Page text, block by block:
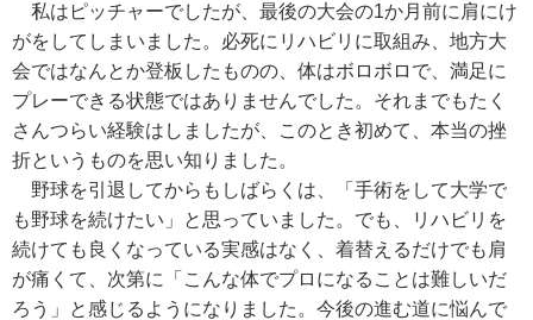
私はピッチャーでしたが、最後の大会の1か月前に肩にけ
がをしてしまいました。必死にリハビリに取組み、地方大
会ではなんとか登板したものの、体はボロボロで、満足に
プレーできる状態ではありませんでした。それまでもたく
さんつらい経験はしましたが、このとき初めて、本当の挫
折というものを思い知りました。
野球を引退してからもしばらくは、「手術をして大学で
も野球を続けたい」と思っていました。でも、リハビリを
続けても良くなっている実感はなく、着替えるだけでも肩
が痛くて、次第に「こんな体でプロになることは難しいだ
ろう」と感じるようになりました。今後の進む道に悩んで